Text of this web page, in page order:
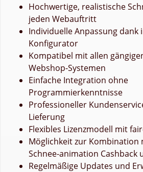
Hochwertige, realistische
jeden Webauftritt
Individuelle Anpassung dank
Konfigurator
Kompatibel mit allen
Webshop-Systemen
Einfache Integration ohne
Programmierkenntnisse
Professioneller
Lieferung
Flexibles Lizenzmodell mit
Möglichkeit zur Kombination
Schnee-animation Cashback
Regelmäßige Updates und